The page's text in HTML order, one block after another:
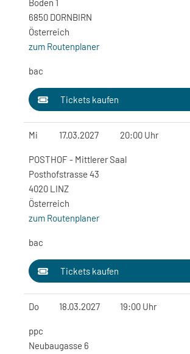
Boden 1
6850 DORNBIRN
Österreich
zum Routenplaner
bac
Tickets kaufen
Mi 17.03.2027 20:00 Uhr
POSTHOF - Mittlerer Saal
Posthofstrasse 43
4020 LINZ
Österreich
zum Routenplaner
bac
Tickets kaufen
Do 18.03.2027 19:00 Uhr
ppc
Neubaugasse 6